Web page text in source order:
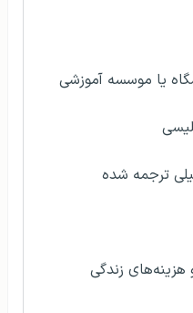
یا موسسه آموزشی
ترجمه شده
هزینه‌های زندگی